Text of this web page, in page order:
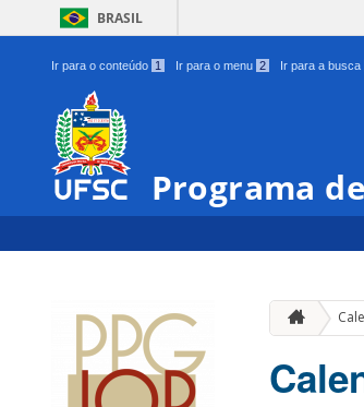
BRASIL
Ir para o conteúdo 1 Ir para o menu 2 Ir para a busca
Programa